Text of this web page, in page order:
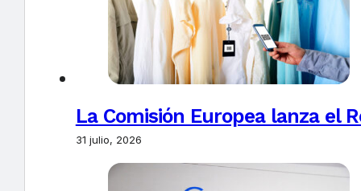
La Comisión Europea lanza el
31 julio, 2026